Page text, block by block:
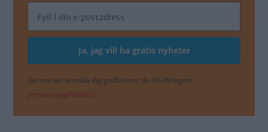
Genom att anmäla dig godkänner du OK-förlagets
personuppgiftspolicy.